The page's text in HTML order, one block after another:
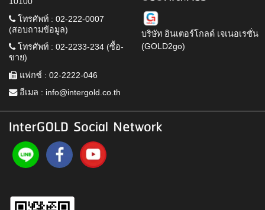
โทรศัพท์ : 02-222-0007
(สอบถามข้อมูล)
โทรศัพท์ : 02-2233-234 (ซื้อ-
ขาย)
แฟกซ์ : 02-2222-046
อีเมล : info@intergold.co.th
บริษัท อินเตอร์โกลด์ เจเนอเรชั่น
(GOLD2go)
InterGOLD Social Network